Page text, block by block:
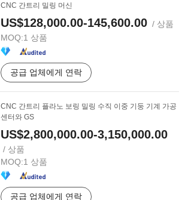
CNC 간트리 밀링 머신
US$128,000.00-145,600.00 / 상품
MOQ:1 상품
공급 업체에게 연락
CNC 간트리 플라노 보링 밀링 수직 이중 기둥 기계 가공
센터와 GS
US$2,800,000.00-3,150,000.00
/ 상품
MOQ:1 상품
공급 업체에게 연락